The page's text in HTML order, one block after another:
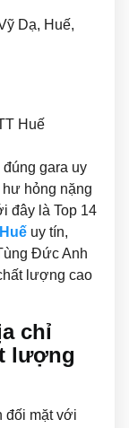
Dạ, Huế,
Huế
gara uy
hư hỏng nặng
đây là Top 14
uy tín,
Đức Anh
lượng cao
chỉ
lượng
đối mặt với